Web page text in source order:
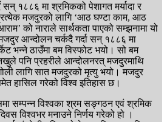
सन् १८८६ मा श्रमिकको पेशागत मर्यादा र
मजदुरको लागि ‘आठ घण्टा काम, आठ
को नाराले सार्थकता पाएको सम्झनामा यो
आन्दोलन चर्कदै गर्दा सन् १८८६ मा
भन्ने ठाउँमा बम विस्फोट भयो। सो बम
पनि प्रहरीले आन्दोलनरत् मजदुरमाथि
लागि सात मजदुरको मृत्यु भयो। मजदुर
हासिल गरेको विश्व इतिहास छ।
सम्पन्न विश्वका श्रम सङ्गठन एवं श्रमिक
विश्वभर मनाउने निर्णय गरेको हो ।